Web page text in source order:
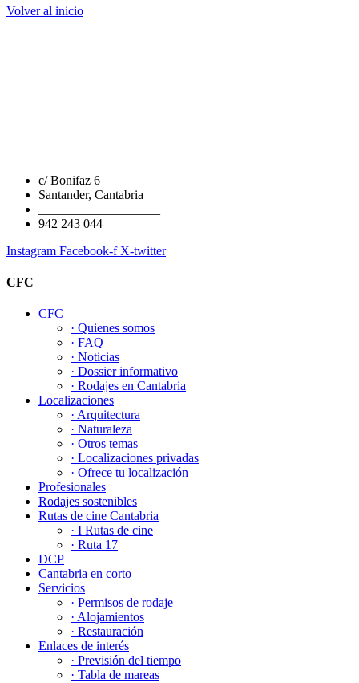
Volver al inicio
c/ Bonifaz 6
Santander, Cantabria
942 243 044
Instagram Facebook-f X-twitter
CFC
CFC
· Quienes somos
· FAQ
· Noticias
· Dossier informativo
· Rodajes en Cantabria
Localizaciones
· Arquitectura
· Naturaleza
· Otros temas
· Localizaciones privadas
· Ofrece tu localización
Profesionales
Rodajes sostenibles
Rutas de cine Cantabria
· I Rutas de cine
· Ruta 17
DCP
Cantabria en corto
Servicios
· Permisos de rodaje
· Alojamientos
· Restauración
Enlaces de interés
· Previsión del tiempo
· Tabla de mareas